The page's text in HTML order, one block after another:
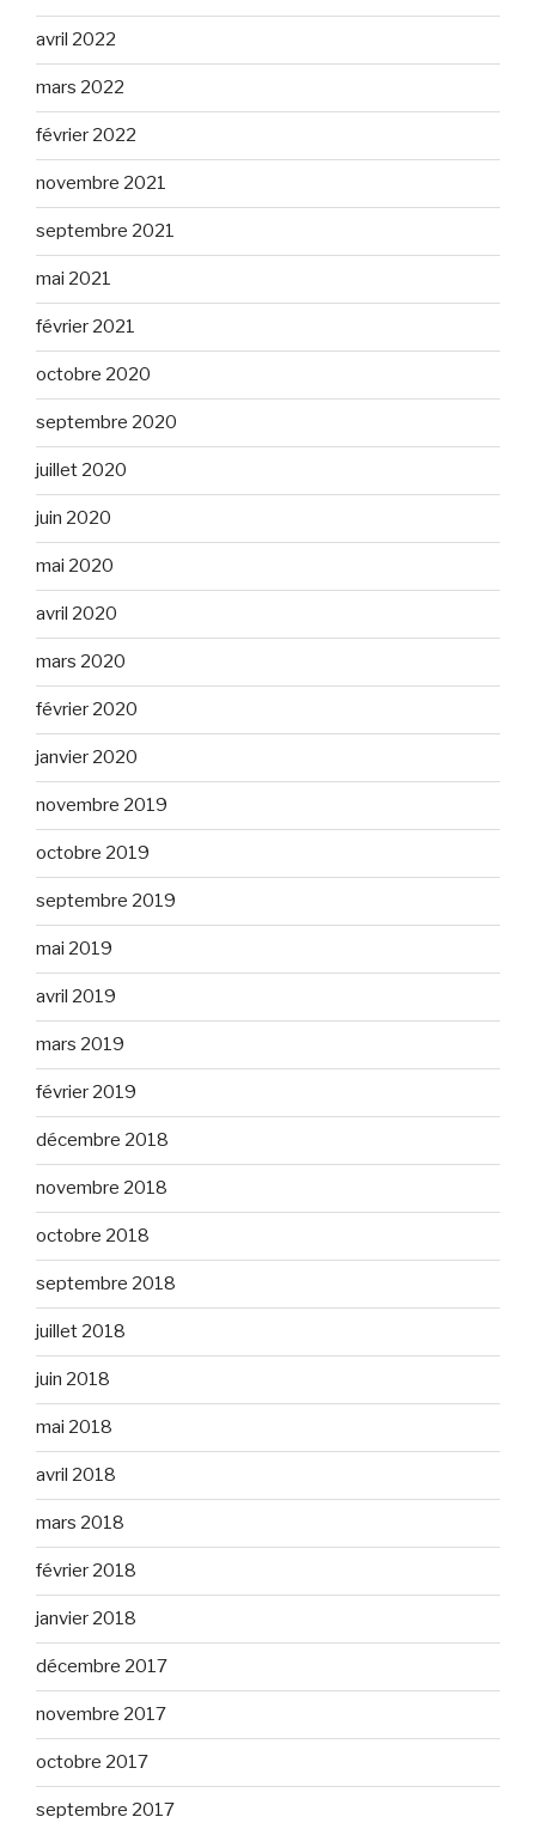
avril 2022
mars 2022
février 2022
novembre 2021
septembre 2021
mai 2021
février 2021
octobre 2020
septembre 2020
juillet 2020
juin 2020
mai 2020
avril 2020
mars 2020
février 2020
janvier 2020
novembre 2019
octobre 2019
septembre 2019
mai 2019
avril 2019
mars 2019
février 2019
décembre 2018
novembre 2018
octobre 2018
septembre 2018
juillet 2018
juin 2018
mai 2018
avril 2018
mars 2018
février 2018
janvier 2018
décembre 2017
novembre 2017
octobre 2017
septembre 2017